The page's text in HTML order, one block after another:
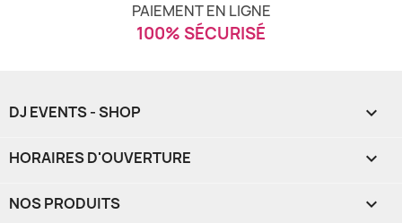
PAIEMENT EN LIGNE
100% SÉCURISÉ
DJ EVENTS - SHOP 
HORAIRES D'OUVERTURE 
NOS PRODUITS 